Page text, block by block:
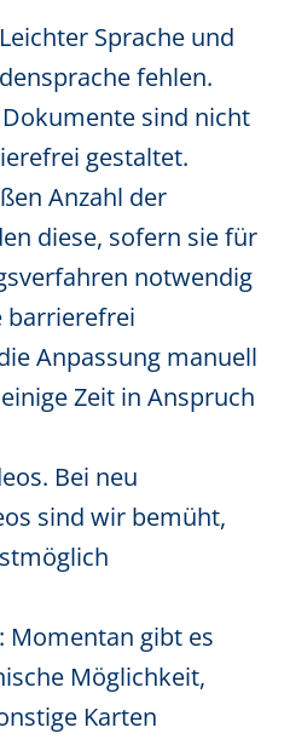
Sprache und
fehlen.
sind nicht
gestaltet.
Anzahl der
diese, sofern sie für
notwendig
barrierefrei
Anpassung manuell
Zeit in Anspruch
Bei neu
sind wir bemüht,
Momentan gibt es
Möglichkeit,
Karten